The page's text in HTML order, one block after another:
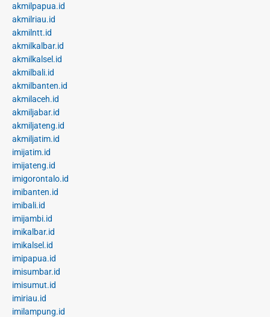
akmilpapua.id
akmilriau.id
akmilntt.id
akmilkalbar.id
akmilkalsel.id
akmilbali.id
akmilbanten.id
akmilaceh.id
akmiljabar.id
akmiljateng.id
akmiljatim.id
imijatim.id
imijateng.id
imigorontalo.id
imibanten.id
imibali.id
imijambi.id
imikalbar.id
imikalsel.id
imipapua.id
imisumbar.id
imisumut.id
imiriau.id
imilampung.id